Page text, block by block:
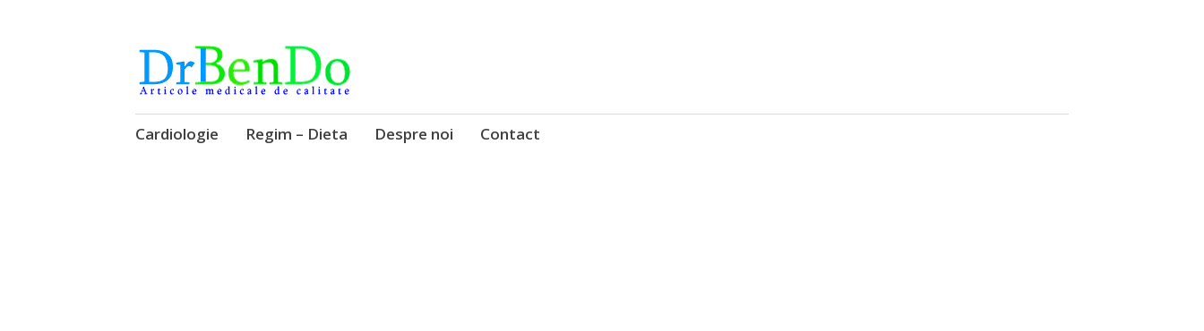
DrBendo.ro
Alimentatia sa iti fie medicatia
Sari
Cardiologie Regim – Dieta Despre noi Contact